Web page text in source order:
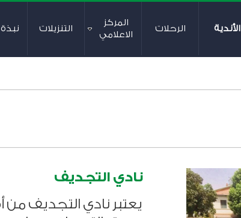
الأندية الرحلات
المركز
الاعلامي
التنزيلات
نادي التجديف
يعتبر نادي التجديف